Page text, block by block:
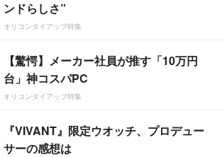
ンドらしさ”
オリコンタイアップ特集
【驚愕】メーカー社員が推す「10万円
台」神コスパPC
オリコンタイアップ特集
『VIVANT』限定ウオッチ、プロデュー
サーの感想は